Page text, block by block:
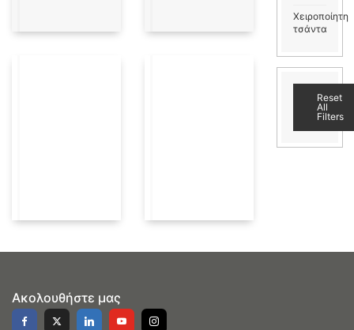
Χειροποίητη
τσάντα
Reset
All
Filters
Ακολουθήστε μας